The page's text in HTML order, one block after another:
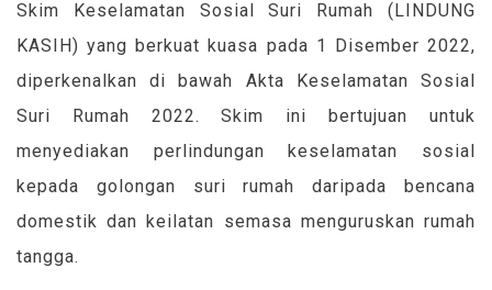
Skim Keselamatan Sosial Suri Rumah (LINDUNG
KASIH) yang berkuat kuasa pada 1 Disember 2022,
diperkenalkan di bawah Akta Keselamatan Sosial
Suri Rumah 2022. Skim ini bertujuan untuk
menyediakan perlindungan keselamatan sosial
kepada golongan suri rumah daripada bencana
domestik dan keilatan semasa menguruskan rumah
tangga.